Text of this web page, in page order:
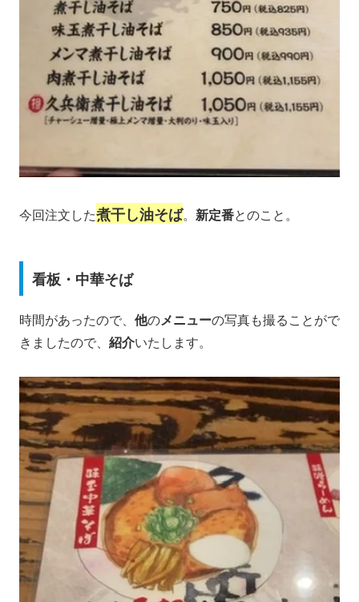
今回注文した煮干し油そば。 新定番とのこと。
看板・中華そば
時間があったので、 他のメニューの写真も撮ることがで
きましたので、 紹介いたします。